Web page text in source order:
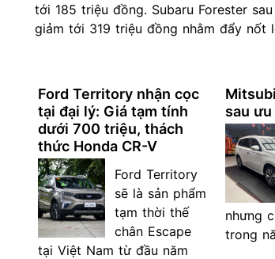
tới 185 triệu đồng. Subaru Forester
giảm tới 319 triệu đồng nhằm đẩy nốt
Ford Territory nhận cọc
tại đại lý: Giá tạm tính
dưới 700 triệu, thách
thức Honda CR-V
Ford Territory
sẽ là sản phẩm
tạm thời thế
chân Escape
tại Việt Nam từ đầu năm
sau ưu
nhưng
trong